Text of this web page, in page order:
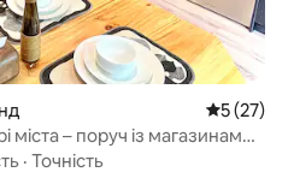
Середня
5 (27)
міста – поруч із магазинами
· Точність